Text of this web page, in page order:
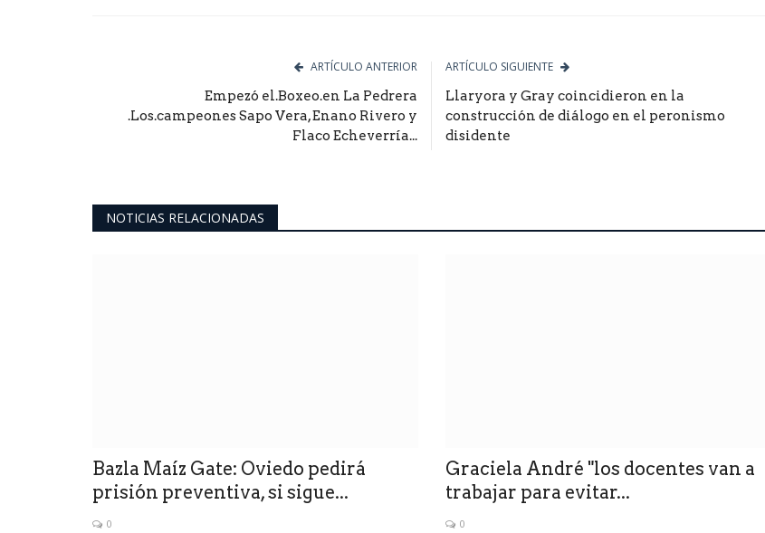
ARTÍCULO ANTERIOR
Empezó el.Boxeo.en La Pedrera
.Los.campeones Sapo Vera, Enano Rivero y
Flaco Echeverría...
ARTÍCULO SIGUIENTE
Llaryora y Gray coincidieron en la
construcción de diálogo en el peronismo
disidente
NOTICIAS RELACIONADAS
Bazla Maíz Gate: Oviedo pedirá
prisión preventiva, si sigue...
0
Graciela André "los docentes van a
trabajar para evitar...
0
ultimo momento ultimo momento